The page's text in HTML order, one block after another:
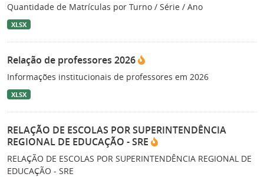
Quantidade de Matrículas por Turno / Série / Ano
XLSX
Relação de professores 2026
Informações institucionais de professores em 2026
XLSX
RELAÇÃO DE ESCOLAS POR SUPERINTENDÊNCIA
REGIONAL DE EDUCAÇÃO - SRE
RELAÇÃO DE ESCOLAS POR SUPERINTENDÊNCIA REGIONAL DE
EDUCAÇÃO - SRE